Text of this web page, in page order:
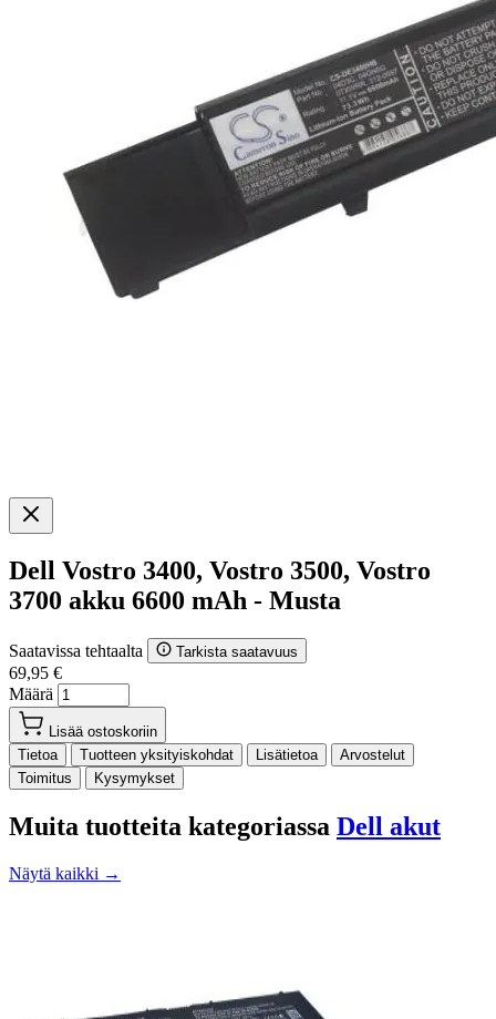
Dell Vostro 3400, Vostro 3500, Vostro
3700 akku 6600 mAh - Musta
Saatavissa tehtaalta Tarkista saatavuus
69,95 €
Määrä
Lisää ostoskoriin
Tietoa
Tuotteen yksityiskohdat Lisätietoa
Arvostelut
Toimitus
Kysymykset
Muita tuotteita kategoriassa Dell akut
Näytä kaikki →